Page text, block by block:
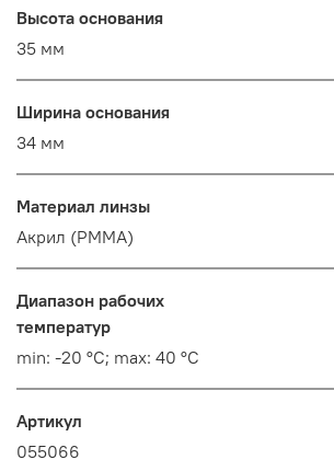
Высота основания
35 мм
Ширина основания
34 мм
Материал линзы
Акрил (PMMA)
Диапазон рабочих
температур
min: -20 °C; max: 40 °C
Артикул
055066